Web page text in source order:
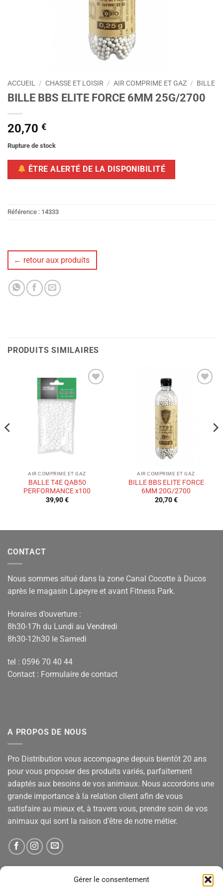
Gérer le consentement
ACCUEIL / CHASSE ET LOISIR / AIR COMPRIME ET GAZ / BILLE
BILLE BBS ELITE FORCE 6MM 25G/2700
20,70 €
Rupture de stock
ÊTRE ALERTÉ DE LA DISPONIBILITÉ
Référence : 14333
← retour aux produits
PRODUITS SIMILAIRES
AIR COMPRIME ET GAZ
BALLE T4E QAB50
PERFORMANCE x100
39,90€
AIR COMPRIME ET GAZ
BILLE BBS ELITE FORCE
6MM 20G/2700
20,70€
CONTACT
Nous sommes situé dans la zone Canal Cocotte à Ducos
après le magasin Lapeyre et avant Fitness Park.
Horaires d’ouverture :
8h30-17h du Lundi au Vendredi
8h30-12h30 le Samedi
tel : 0596 70 40 44
Contact : Formulaire de contact
A PROPOS DE NOUS
Pro Distribution vous accompagne depuis bientôt 20 ans
pour vous proposer des produits variés, parfaitement
adaptés aux besoins de vos animaux. Nous accordons une
grande importance à la relation client afin de vous
satisfaire au mieux et, à travers vous, prendre soin de vos
animaux qui sont la raison d’être de notre métier.